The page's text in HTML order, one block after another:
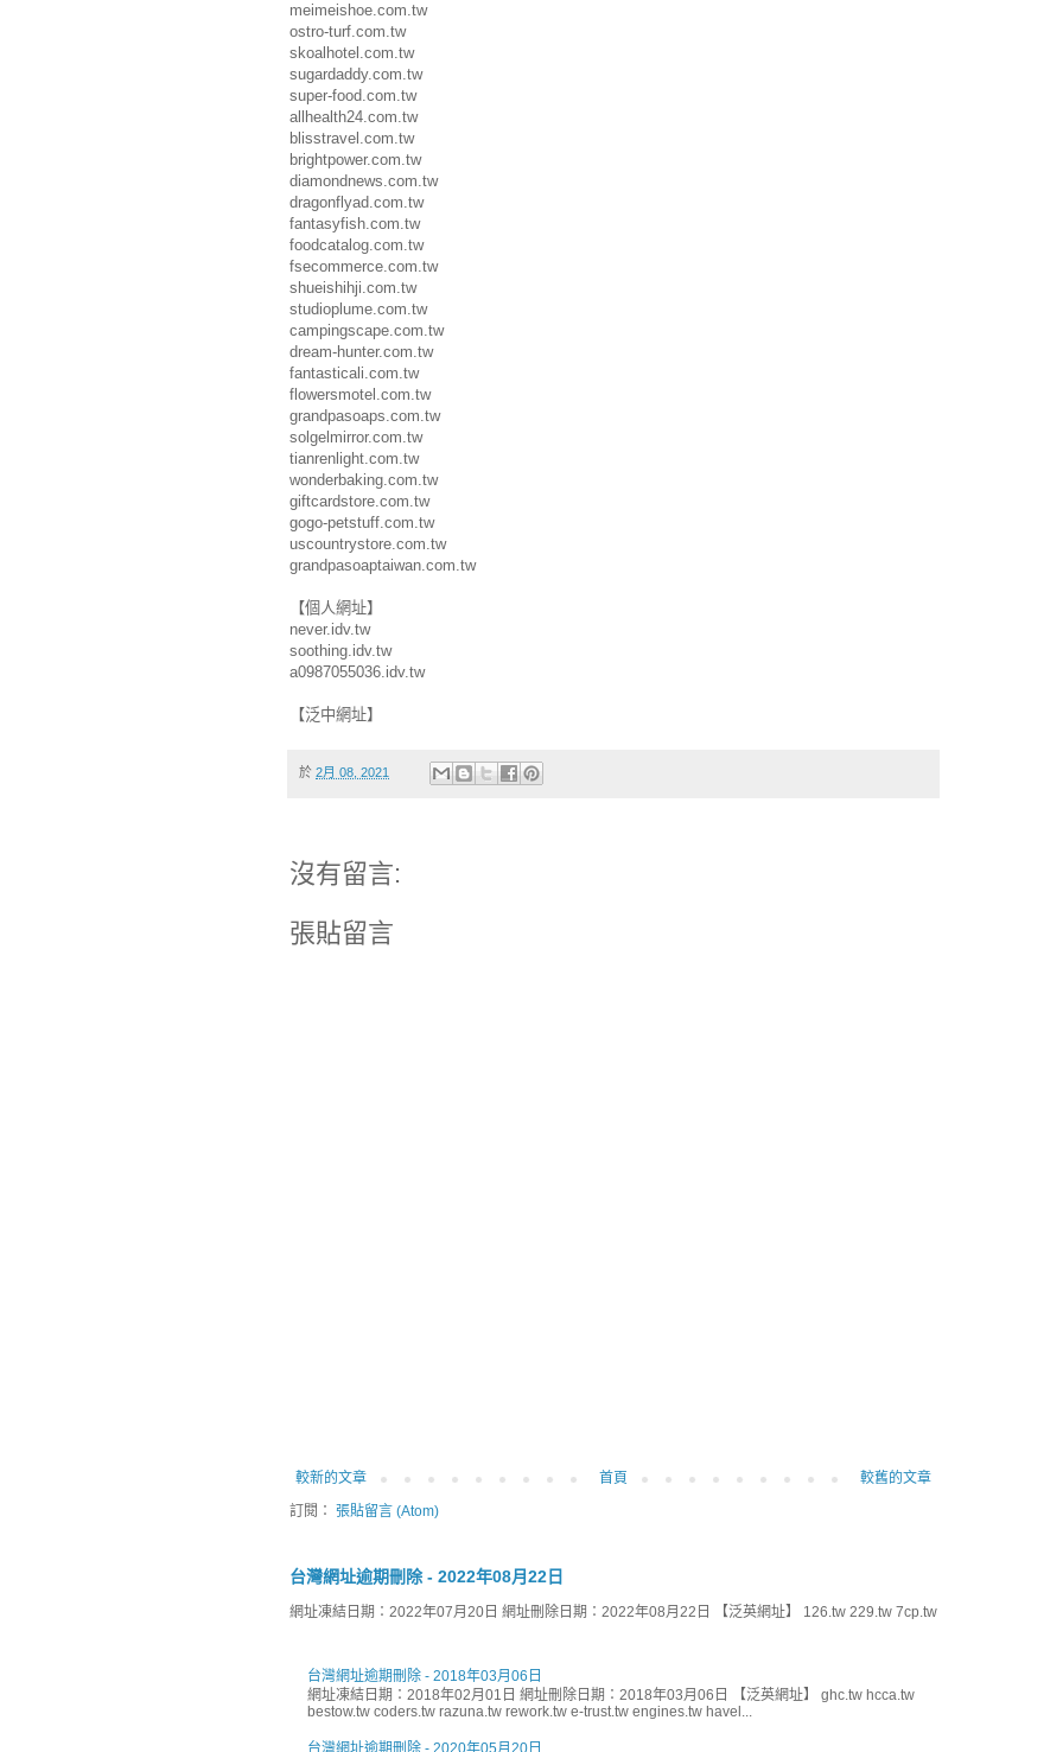
meimeishoe.com.tw
ostro-turf.com.tw
skoalhotel.com.tw
sugardaddy.com.tw
super-food.com.tw
allhealth24.com.tw
blisstravel.com.tw
brightpower.com.tw
diamondnews.com.tw
dragonflyad.com.tw
fantasyfish.com.tw
foodcatalog.com.tw
fsecommerce.com.tw
shueishihji.com.tw
studioplume.com.tw
campingscape.com.tw
dream-hunter.com.tw
fantasticali.com.tw
flowersmotel.com.tw
grandpasoaps.com.tw
solgelmirror.com.tw
tianrenlight.com.tw
wonderbaking.com.tw
giftcardstore.com.tw
gogo-petstuff.com.tw
uscountrystore.com.tw
grandpasoaptaiwan.com.tw
【個人網址】
never.idv.tw
soothing.idv.tw
a0987055036.idv.tw
【泛中網址】
於 2月 08, 2021
沒有留言:
張貼留言
較新的文章 較舊的文章
首頁
訂閱： 張貼留言 (Atom)
台灣網址逾期刪除 - 2022年08月22日
網址凍結日期：2022年07月20日 網址刪除日期：2022年08月22日 【泛英網址】 126.tw 229.tw 7cp.tw
台灣網址逾期刪除 - 2018年03月06日
網址凍結日期：2018年02月01日 網址刪除日期：2018年03月06日 【泛英網址】 ghc.tw hcca.tw
bestow.tw coders.tw razuna.tw rework.tw e-trust.tw engines.tw havel...
台灣網址逾期刪除 - 2020年05月20日